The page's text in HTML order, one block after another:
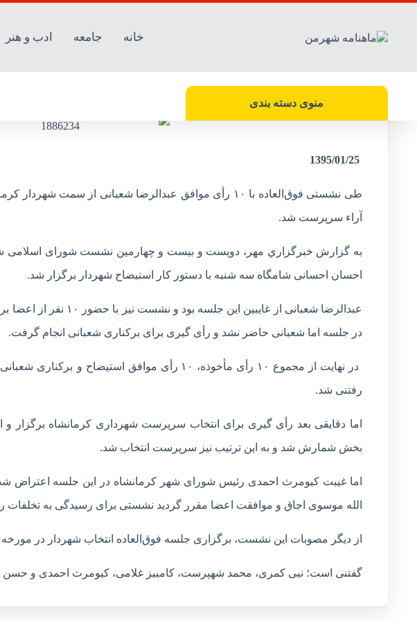
خانه جامعه ادب و هنر
منوی دسته بندی
1395/01/25
طی نشستی فوق‌العاده با ۱۰ رأی موافق عبدالرضا شعبانی
آراء سرپرست شد.
به گزارش خبرگزاري مهر، دویست و بیست و چهارمین نشست شورای اسلامی
احسان احسانی شامگاه سه شنبه با دستور کار استیضاح شهردار برگزار شد.
عبدالرضا شعبانی از
در جلسه اما شعبانی حاضر نشد و رأی گیری برای برکناری شعبانی انجام گرفت.
در نهایت از مجموع ۱۰ رأی مأخوذه، ۱۰ رأی موافق
رفتنی شد.
بخش شمارش شد و به این ترتیب نیز سرپرست انتخاب شد.
اما غیبت کیومرث احمدی رئیس شورای شهر کرمانشاه در این جلسه اعتراض
الله موسوی اجاق و موافقت اعضا مقرر گردید نشستی برای رسیدگی به تخلفات
از دیگر مصوبات اين نشست، برگزاری جلسه فوق‌العاده انتخاب شهردار در مورخه ۲۸ فروردین ۹۵ بود که به تصویب اکثریت رسید.
گفتنی است؛ نبی کمری، محمد شهپرست، کامبیز غلامی، کیومرث احمدی و حسن